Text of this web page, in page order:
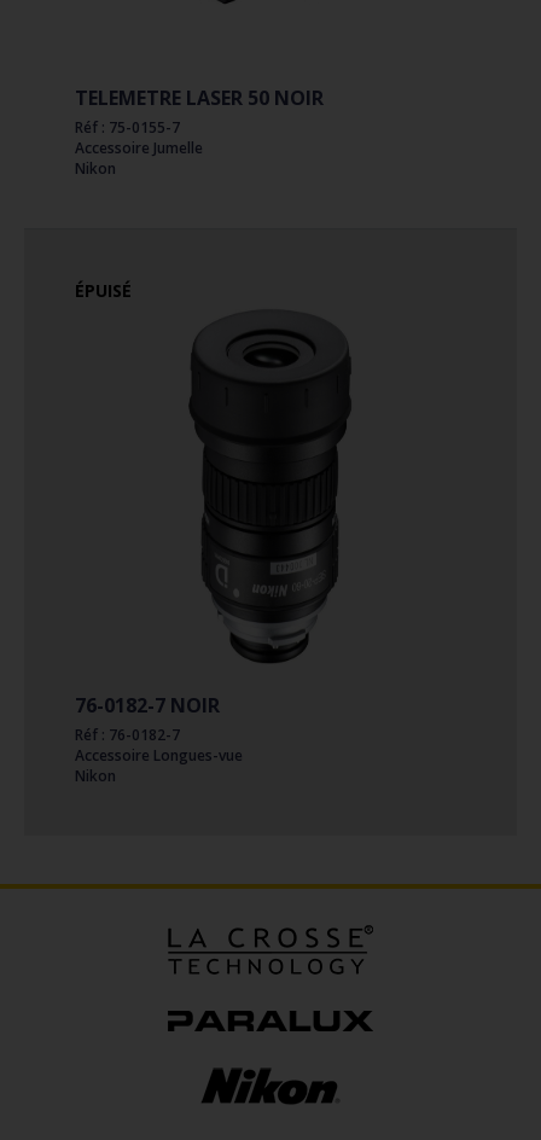
TELEMETRE LASER 50 NOIR
Réf : 75-0155-7
Accessoire Jumelle
Nikon
ÉPUISÉ
76-0182-7 NOIR
Réf : 76-0182-7
Accessoire Longues-vue
Nikon